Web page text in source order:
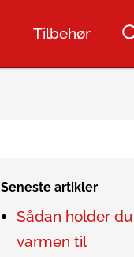
Tilbehør
Seneste artikler
Sådan holder du
varmen til